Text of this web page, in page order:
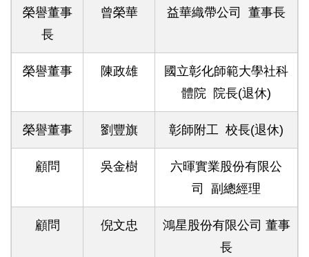
榮譽董事
長
曾榮華 益華織帶公司 董事長
榮譽董事 陳政雄
國立彰化師範大學社科
體院 院長(退休)
榮譽董事 劉豐旗 彰師附工 校長(退休)
顧問 吳金樹
六暉實業股份有限公
司 副總經理
顧問 倪文忠
鴻星股份有限公司 董事
長